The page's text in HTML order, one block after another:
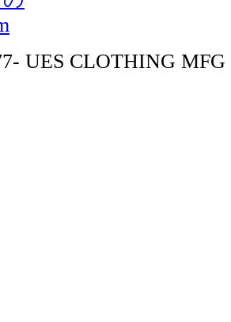
UES CLOTHING